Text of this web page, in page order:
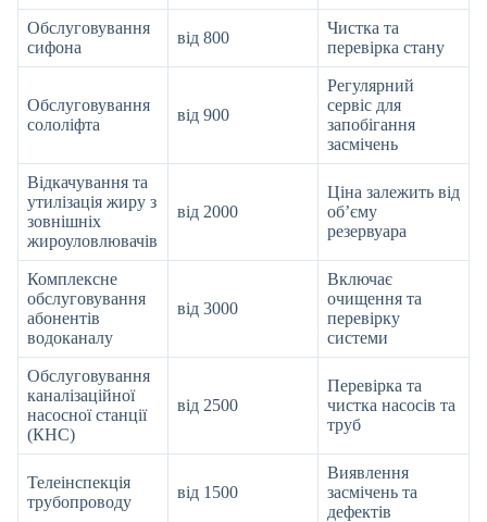
Обслуговування
сифона
від 800
Чистка та
перевірка стану
Обслуговування
сололіфта
від 900
Регулярний
сервіс для
запобігання
засмічень
Відкачування та
утилізація жиру з
зовнішніх
жироуловлювачів
від 2000
Ціна залежить від
об’єму
резервуара
Комплексне
обслуговування
абонентів
водоканалу
від 3000
Включає
очищення та
перевірку
системи
Обслуговування
каналізаційної
насосної станції
(КНС)
від 2500
Перевірка та
чистка насосів та
труб
Телеінспекція
трубопроводу
від 1500
Виявлення
засмічень та
дефектів